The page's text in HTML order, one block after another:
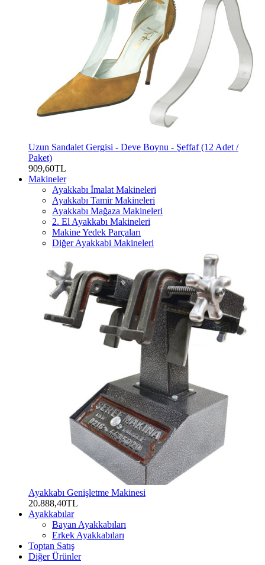
Uzun Sandalet Gergisi - Deve Boynu - Şeffaf (12 Adet /
Paket)
909,60TL
Makineler
Ayakkabı İmalat Makineleri
Ayakkabı Tamir Makineleri
Ayakkabı Mağaza Makineleri
2. El Ayakkabı Makineleri
Makine Yedek Parçaları
Diğer Ayakkabi Makineleri
Ayakkabı Genişletme Makinesi
20.888,40TL
Ayakkabılar
Bayan Ayakkabıları
Erkek Ayakkabıları
Toptan Satış
Diğer Ürünler